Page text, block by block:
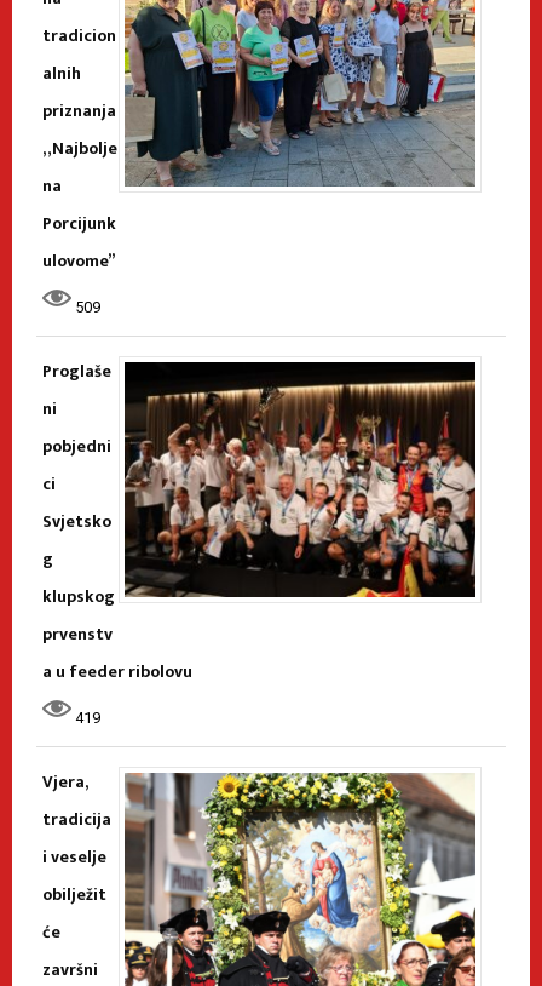
tradicion
alnih
priznanja
„Najbolje
na
Porcijunk
ulovome”
509
Proglaše
ni
pobjedni
ci
Svjetsko
g
klupskog
prvenstv
a u feeder ribolovu
419
Vjera,
tradicija
i veselje
obilježit
će
završni